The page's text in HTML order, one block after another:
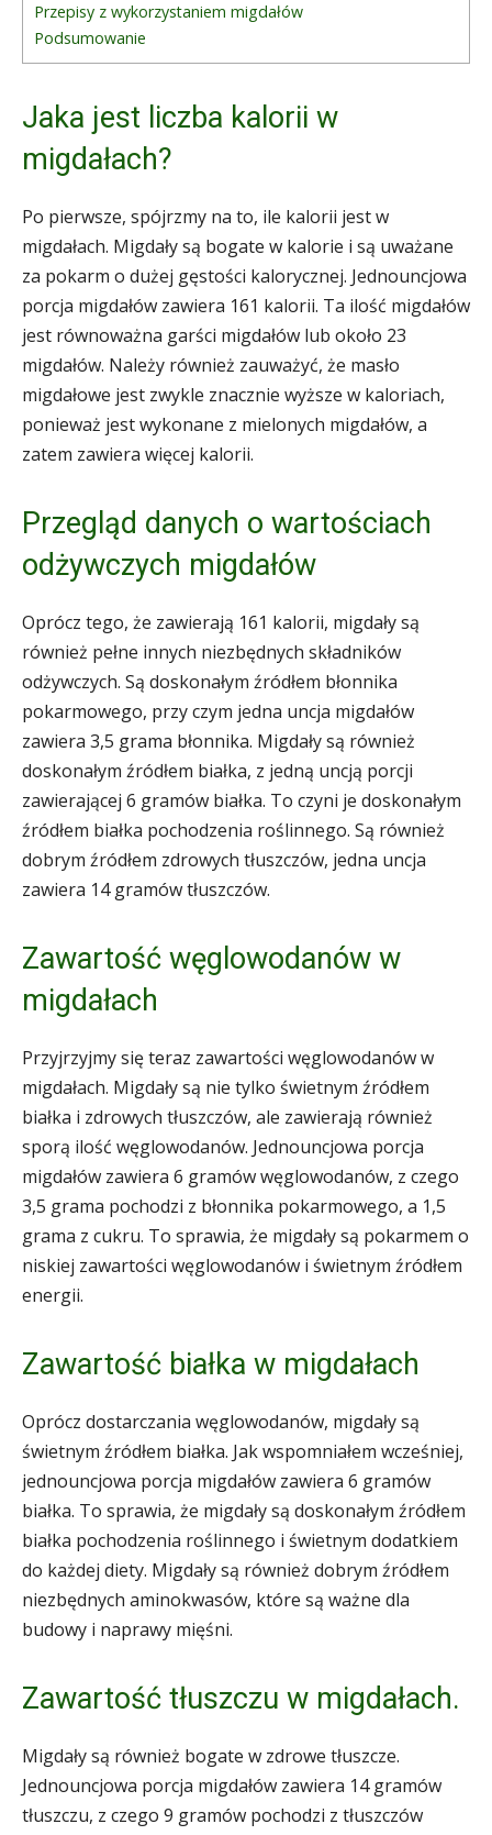
Przepisy z wykorzystaniem migdałów
Podsumowanie
Jaka jest liczba kalorii w
migdałach?
Po pierwsze, spójrzmy na to, ile kalorii jest w
migdałach. Migdały są bogate w kalorie i są uważane
za pokarm o dużej gęstości kalorycznej. Jednouncjowa
porcja migdałów zawiera 161 kalorii. Ta ilość migdałów
jest równoważna garści migdałów lub około 23
migdałów. Należy również zauważyć, że masło
migdałowe jest zwykle znacznie wyższe w kaloriach,
ponieważ jest wykonane z mielonych migdałów, a
zatem zawiera więcej kalorii.
Przegląd danych o wartościach
odżywczych migdałów
Oprócz tego, że zawierają 161 kalorii, migdały są
również pełne innych niezbędnych składników
odżywczych. Są doskonałym źródłem błonnika
pokarmowego, przy czym jedna uncja migdałów
zawiera 3,5 grama błonnika. Migdały są również
doskonałym źródłem białka, z jedną uncją porcji
zawierającej 6 gramów białka. To czyni je doskonałym
źródłem białka pochodzenia roślinnego. Są również
dobrym źródłem zdrowych tłuszczów, jedna uncja
zawiera 14 gramów tłuszczów.
Zawartość węglowodanów w
migdałach
Przyjrzyjmy się teraz zawartości węglowodanów w
migdałach. Migdały są nie tylko świetnym źródłem
białka i zdrowych tłuszczów, ale zawierają również
sporą ilość węglowodanów. Jednouncjowa porcja
migdałów zawiera 6 gramów węglowodanów, z czego
3,5 grama pochodzi z błonnika pokarmowego, a 1,5
grama z cukru. To sprawia, że migdały są pokarmem o
niskiej zawartości węglowodanów i świetnym źródłem
energii.
Zawartość białka w migdałach
Oprócz dostarczania węglowodanów, migdały są
świetnym źródłem białka. Jak wspomniałem wcześniej,
jednouncjowa porcja migdałów zawiera 6 gramów
białka. To sprawia, że migdały są doskonałym źródłem
białka pochodzenia roślinnego i świetnym dodatkiem
do każdej diety. Migdały są również dobrym źródłem
niezbędnych aminokwasów, które są ważne dla
budowy i naprawy mięśni.
Zawartość tłuszczu w migdałach.
Migdały są również bogate w zdrowe tłuszcze.
Jednouncjowa porcja migdałów zawiera 14 gramów
tłuszczu, z czego 9 gramów pochodzi z tłuszczów